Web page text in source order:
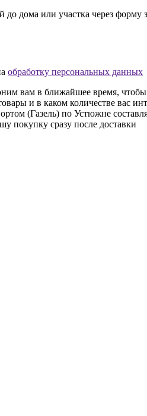
до дома или участка через
обработку персональных данных
вам в ближайшее время, чтобы
и в каком количестве вас
(Газель) по Устюжне
покупку сразу после доставки